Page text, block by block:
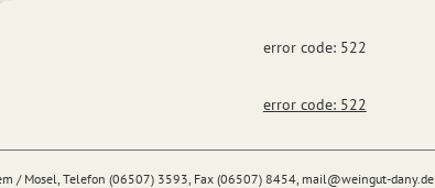
error code: 522
error code: 522
/ Mosel, Telefon (06507) 3593, Fax (06507) 8454, mail@weingut-dany.de